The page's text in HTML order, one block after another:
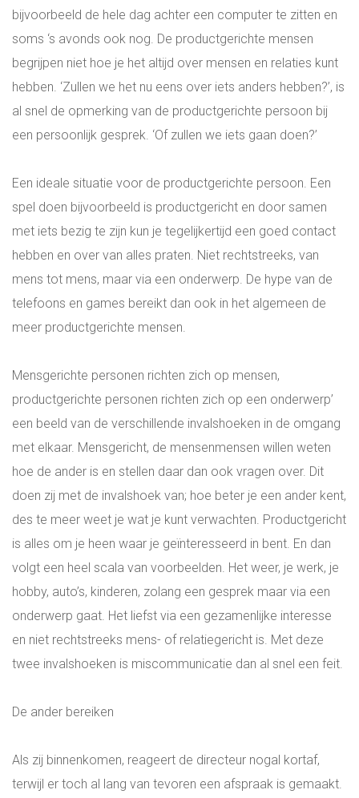
bijvoorbeeld de hele dag achter een computer te zitten en
soms ‘s avonds ook nog. De productgerichte mensen
begrijpen niet hoe je het altijd over mensen en relaties kunt
hebben. ‘Zullen we het nu eens over iets anders hebben?’, is
al snel de opmerking van de productgerichte persoon bij
een persoonlijk gesprek. ‘Of zullen we iets gaan doen?’
Een ideale situatie voor de productgerichte persoon. Een
spel doen bijvoorbeeld is productgericht en door samen
met iets bezig te zijn kun je tegelijkertijd een goed contact
hebben en over van alles praten. Niet rechtstreeks, van
mens tot mens, maar via een onderwerp. De hype van de
telefoons en games bereikt dan ook in het algemeen de
meer productgerichte mensen.
Mensgerichte personen richten zich op mensen,
productgerichte personen richten zich op een onderwerp’
een beeld van de verschillende invalshoeken in de omgang
met elkaar. Mensgericht, de mensenmensen willen weten
hoe de ander is en stellen daar dan ook vragen over. Dit
doen zij met de invalshoek van; hoe beter je een ander kent,
des te meer weet je wat je kunt verwachten. Productgericht
is alles om je heen waar je geïnteresseerd in bent. En dan
volgt een heel scala van voorbeelden. Het weer, je werk, je
hobby, auto’s, kinderen, zolang een gesprek maar via een
onderwerp gaat. Het liefst via een gezamenlijke interesse
en niet rechtstreeks mens- of relatiegericht is. Met deze
twee invalshoeken is miscommunicatie dan al snel een feit.
De ander bereiken
Als zij binnenkomen, reageert de directeur nogal kortaf,
terwijl er toch al lang van tevoren een afspraak is gemaakt.